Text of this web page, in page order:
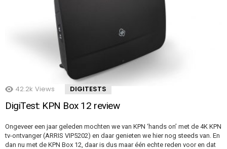
42.2k Views DIGITESTS
DigiTest: KPN Box 12 review
Ongeveer een jaar geleden mochten we van KPN ‘hands on’ met de 4K KPN
tv-ontvanger (ARRIS VIP5202) en daar genieten we hier nog steeds van. En
dan nu met de KPN Box 12, daar is dus maar één echte reden voor en dat